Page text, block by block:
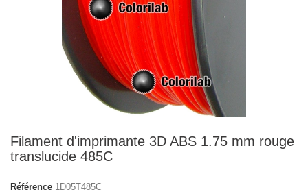
Filament d'imprimante 3D ABS 1.75 mm rouge
translucide 485C
Référence 1D05T485C